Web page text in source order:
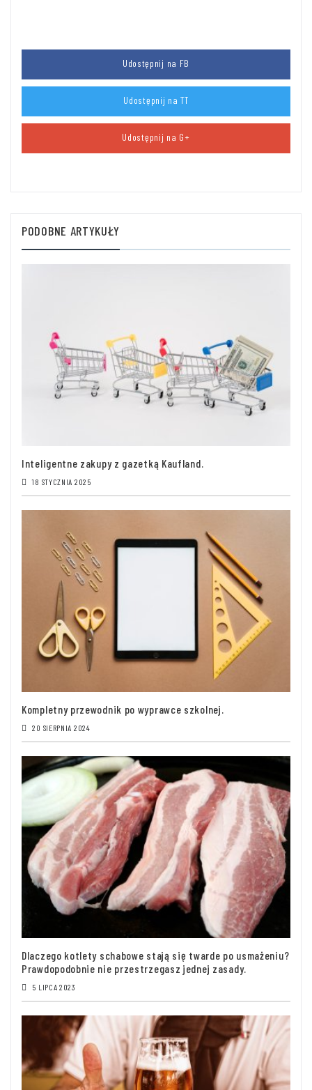
Udostępnij na FB
Udostępnij na TT
Udostępnij na G+
PODOBNE ARTYKUŁY
Inteligentne zakupy z gazetką Kaufland.
18 STYCZNIA 2025
Kompletny przewodnik po wyprawce szkolnej.
20 SIERPNIA 2024
Dlaczego kotlety schabowe stają się twarde po usmażeniu?
Prawdopodobnie nie przestrzegasz jednej zasady.
5 LIPCA 2023